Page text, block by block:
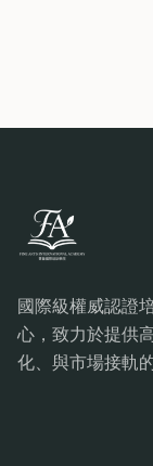
國際級權威認證
心，致力於提供
化、與市場接軌